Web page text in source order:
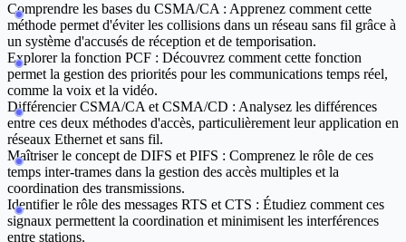
Comprendre les bases du CSMA/CA : Apprenez comment cette
méthode permet d'éviter les collisions dans un réseau sans fil grâce à
un système d'accusés de réception et de temporisation.
Explorer la fonction PCF : Découvrez comment cette fonction
permet la gestion des priorités pour les communications temps réel,
comme la voix et la vidéo.
Différencier CSMA/CA et CSMA/CD : Analysez les différences
entre ces deux méthodes d'accès, particulièrement leur application en
réseaux Ethernet et sans fil.
Maîtriser le concept de DIFS et PIFS : Comprenez le rôle de ces
temps inter-trames dans la gestion des accès multiples et la
coordination des transmissions.
Identifier le rôle des messages RTS et CTS : Étudiez comment ces
signaux permettent la coordination et minimisent les interférences
entre stations.